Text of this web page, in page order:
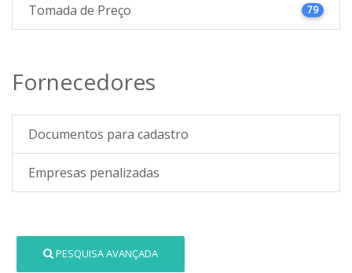
Tomada de Preço 79
Fornecedores
Documentos para cadastro
Empresas penalizadas
PESQUISA AVANÇADA